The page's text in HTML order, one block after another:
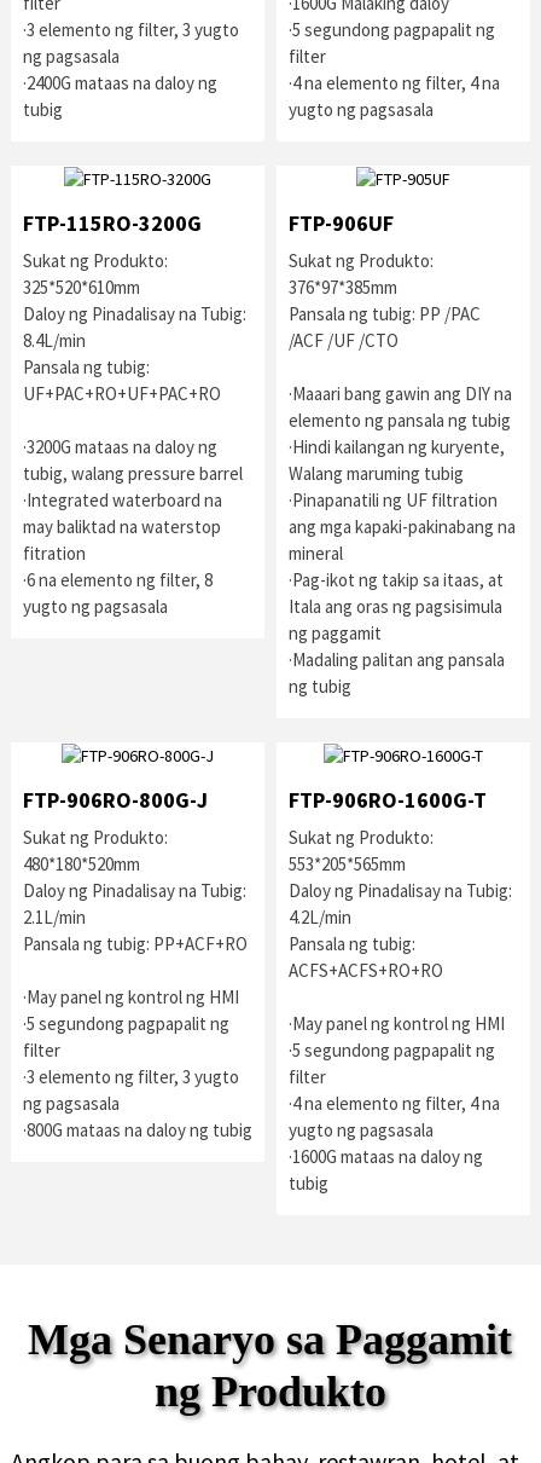
·3 elemento ng filter, 3 yugto
ng pagsasala
·2400G mataas na daloy ng
tubig
·5 segundong pagpapalit ng
filter
·4 na elemento ng filter, 4 na
yugto ng pagsasala
FTP-115RO-3200G
Sukat ng Produkto:
325*520*610mm
Daloy ng Pinadalisay na Tubig:
8.4L/min
Pansala ng tubig:
UF+PAC+RO+UF+PAC+RO
·3200G mataas na daloy ng
tubig, walang pressure barrel
·Integrated waterboard na
may baliktad na waterstop
fitration
·6 na elemento ng filter, 8
yugto ng pagsasala
FTP-906UF
Sukat ng Produkto:
376*97*385mm
Pansala ng tubig: PP /PAC
/ACF /UF /CTO
·Maaari bang gawin ang DIY na
elemento ng pansala ng tubig
·Hindi kailangan ng kuryente,
Walang maruming tubig
·Pinapanatili ng UF filtration
ang mga kapaki-pakinabang na
mineral
·Pag-ikot ng takip sa itaas, at
Itala ang oras ng pagsisimula
ng paggamit
·Madaling palitan ang pansala
ng tubig
FTP-906RO-800G-J
Sukat ng Produkto:
480*180*520mm
Daloy ng Pinadalisay na Tubig:
2.1L/min
Pansala ng tubig: PP+ACF+RO
·May panel ng kontrol ng HMI
·5 segundong pagpapalit ng
filter
·3 elemento ng filter, 3 yugto
ng pagsasala
·800G mataas na daloy ng tubig
FTP-906RO-1600G-T
Sukat ng Produkto:
553*205*565mm
Daloy ng Pinadalisay na Tubig:
4.2L/min
Pansala ng tubig:
ACFS+ACFS+RO+RO
·May panel ng kontrol ng HMI
·5 segundong pagpapalit ng
filter
·4 na elemento ng filter, 4 na
yugto ng pagsasala
·1600G mataas na daloy ng
tubig
Mga Senaryo sa Paggamit
ng Produkto